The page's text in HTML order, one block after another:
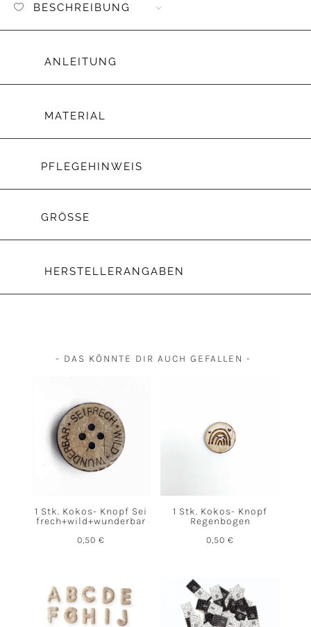
BESCHREIBUNG
ANLEITUNG
MATERIAL
PFLEGEHINWEIS
GRÖSSE
HERSTELLERANGABEN
- DAS KÖNNTE DIR AUCH GEFALLEN -
1 Stk. Kokos- Knopf Sei
frech+wild+wunderbar
0,50 €
1 Stk. Kokos- Knopf
Regenbogen
0,50€